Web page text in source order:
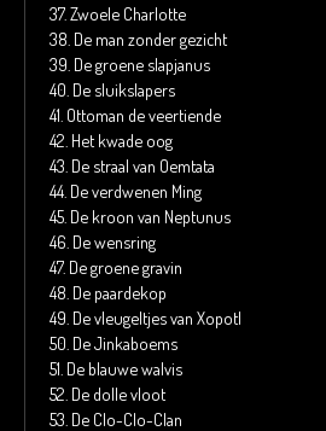
37. Zwoele Charlotte
38. De man zonder gezicht
39. De groene slapjanus
40. De sluikslapers
41. Ottoman de veertiende
42. Het kwade oog
43. De straal van Oemtata
44. De verdwenen Ming
45. De kroon van Neptunus
46. De wensring
47. De groene gravin
48. De paardekop
49. De vleugeltjes van Xopotl
50. De Jinkaboems
51. De blauwe walvis
52. De dolle vloot
53. De Clo-Clo-Clan